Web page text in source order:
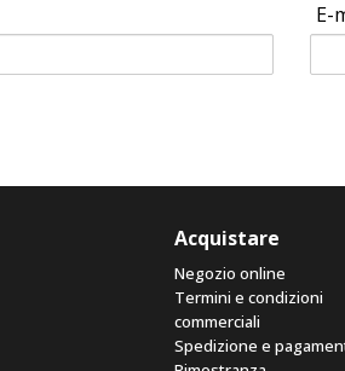
E-
Acquistare
Negozio online
Termini e condizioni
commerciali
Spedizione e